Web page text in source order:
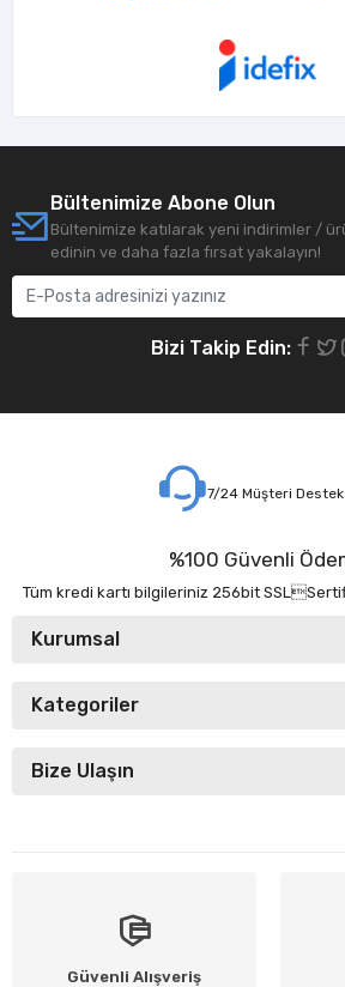
Bültenimize Abone Olun
Bültenimize katılarak yeni indirimler /
edinin ve daha fazla fırsat yakalayın!
Bizi Takip Edin:
7/24 Müşteri Destek
%100 Güvenli
Tüm kredi kartı bilgileriniz 256bit
Kurumsal
Kategoriler
Bize Ulaşın
Güvenli Alışveriş